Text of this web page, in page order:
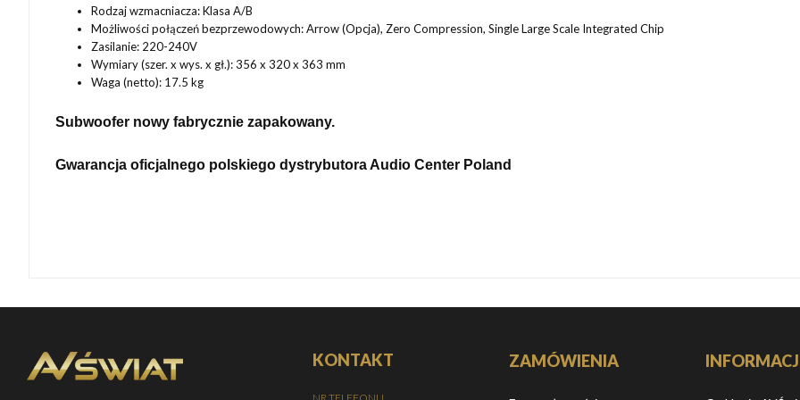
Rodzaj wzmacniacza: Klasa A/B
Możliwości połączeń bezprzewodowych: Arrow (Opcja), Zero Compression, Single Large Scale Integrated Chip
Zasilanie: 220-240V
Wymiary (szer. x wys. x gł.): 356 x 320 x 363 mm
Waga (netto): 17.5 kg
Subwoofer nowy fabrycznie zapakowany.
Gwarancja oficjalnego polskiego dystrybutora Audio Center Poland
KONTAKT ZAMÓWIENIA